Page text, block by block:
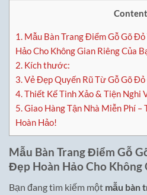
1. Mẫu Bàn Trang Điểm Gỗ Gõ
Hảo Cho Không Gian Riêng Của
2. Kích thước:
3.Vẻ Đẹp Quyến Rũ Từ Gỗ Gõ Đỏ
4.Thiết Kế Tinh Xảo & Tiện Nghi
5.Giao Hàng Tận Nhà Miễn Phí –
Hoàn Hảo!
Mẫu Bàn Trang Điểm Gỗ
Đẹp Hoàn Hảo Cho Không
Bạn đang tìm kiếm một mẫu bàn